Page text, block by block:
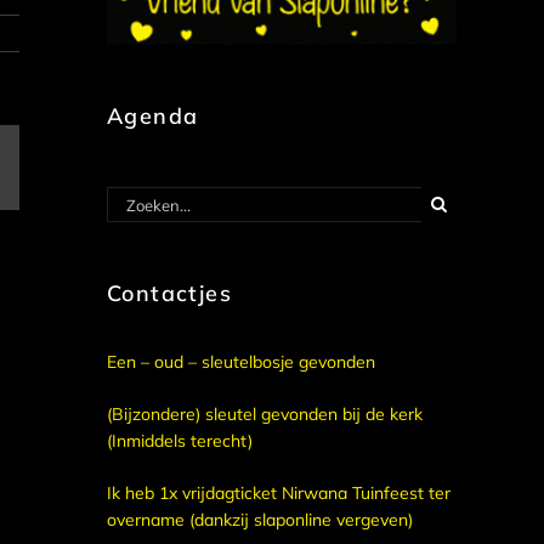
Agenda
Zoeken
naar:
Contactjes
Een – oud – sleutelbosje gevonden
(Bijzondere) sleutel gevonden bij de kerk
(Inmiddels terecht)
Ik heb 1x vrijdagticket Nirwana Tuinfeest ter
overname (dankzij slaponline vergeven)